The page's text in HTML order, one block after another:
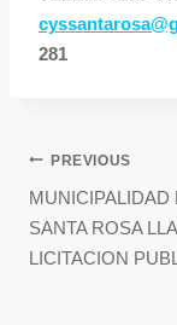
281
PREVIOUS
MUNICIPALIDAD
SANTA ROSA
LICITACION